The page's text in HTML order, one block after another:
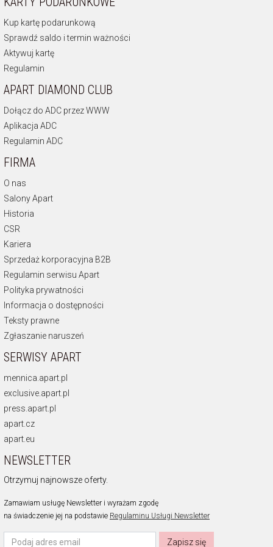
Kup kartę podarunkową
Sprawdź saldo i termin ważności
Aktywuj kartę
Regulamin
APART DIAMOND CLUB
Dołącz do ADC przez WWW
Aplikacja ADC
Regulamin ADC
FIRMA
O nas
Salony Apart
Historia
CSR
Kariera
Sprzedaż korporacyjna B2B
Regulamin serwisu Apart
Polityka prywatności
Informacja o dostępności
Teksty prawne
Zgłaszanie naruszeń
SERWISY APART
mennica.apart.pl
exclusive.apart.pl
press.apart.pl
apart.cz
apart.eu
NEWSLETTER
Otrzymuj najnowsze oferty.
Zamawiam usługę Newsletter i wyrażam zgodę
na świadczenie jej na podstawie Regulaminu Usługi Newsletter
Zapisz się